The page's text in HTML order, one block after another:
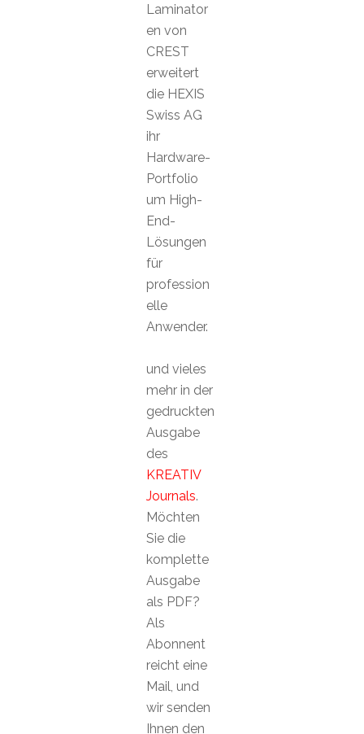
Laminator
en von
CREST
erweitert
die HEXIS
Swiss AG
ihr
Hardware-
Portfolio
um High-
End-
Lösungen
für
profession
elle
Anwender.
und vieles
mehr in der
gedruckten
Ausgabe
des
KREATIV
Journals.
Möchten
Sie die
komplette
Ausgabe
als PDF?
Als
Abonnent
reicht eine
Mail, und
wir senden
Ihnen den